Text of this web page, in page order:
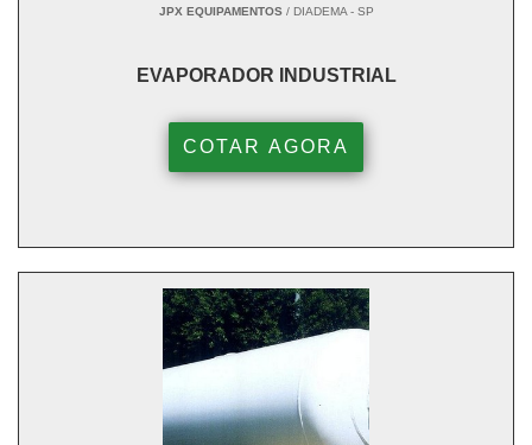
JPX EQUIPAMENTOS/ DIADEMA - SP
EVAPORADOR INDUSTRIAL
COTAR AGORA